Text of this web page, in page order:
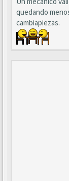
quedando
cambiapiezas.